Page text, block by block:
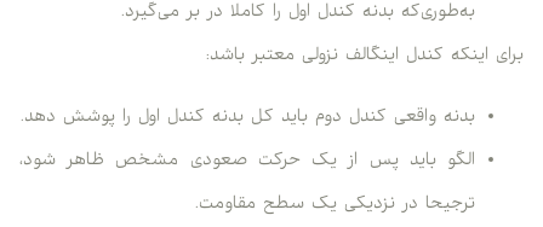
به‌طوری‌که بدنه کندل اول را کاملا در بر می‌گیرد.
برای اینکه کندل اینگالف نزولی معتبر باشد:
بدنه واقعی کندل دوم باید کل بدنه کندل اول را پوشش دهد.
الگو باید پس از یک حرکت صعودی مشخص ظاهر شود،
ترجیحا در نزدیکی یک سطح مقاومت.